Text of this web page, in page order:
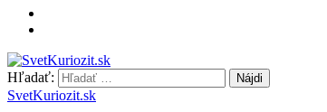
Hľadať:
SvetKuriozit.sk